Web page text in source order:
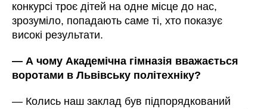
конкурсі троє дітей на одне місце до нас,
зрозуміло, попадають саме ті, хто показує
високі результати.
—А чому Академічна гімназія вважається
воротами в Львівську політехніку?
— Колись наш заклад був підпорядкований